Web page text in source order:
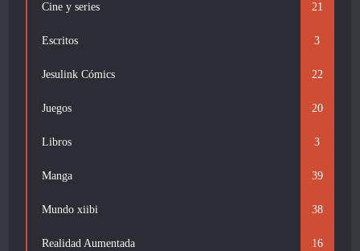
Cine y series 21
Escritos 3
Jesulink Cómics 22
Juegos 20
Libros 3
Manga 39
Mundo xiibi 38
Realidad Aumentada 16